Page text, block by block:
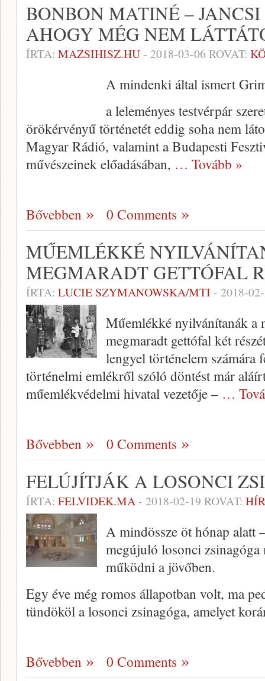
BONBON MATINÉ –
AHOGY MÉG NEM
ÍRTA: MAZSIHISZ.HU- 2018-03-06 ROVAT:
A mindenki által ismert
a leleményes testvérpár
örökérvényű történetét eddig soha nem
Magyar Rádió, valamint a Budapesti
művészeinek előadásában, … Tovább »
Bővebben 0 Comments
MŰEMLÉKKÉ
MEGMARADT GETTÓFAL
ÍRTA: LUCIE SZYMANOWSKA/MTI - 2018-
Műemlékké nyilvánítanák a
megmaradt gettófal két
lengyel történelem számára
történelmi emlékről szóló döntést már
műemlékvédelmi hivatal vezetője – …
Bővebben 0 Comments
FELÚJÍTJÁK A LOSONCI
ÍRTA: FELVIDEK.MA- 2018-02-19 ROVAT:
A mindössze öt hónap alatt
megújuló losonci
működni a jövőben.
Egy éve még romos állapotban volt, ma
tündököl a losonci zsinagóga, amelyet
Bővebben 0 Comments